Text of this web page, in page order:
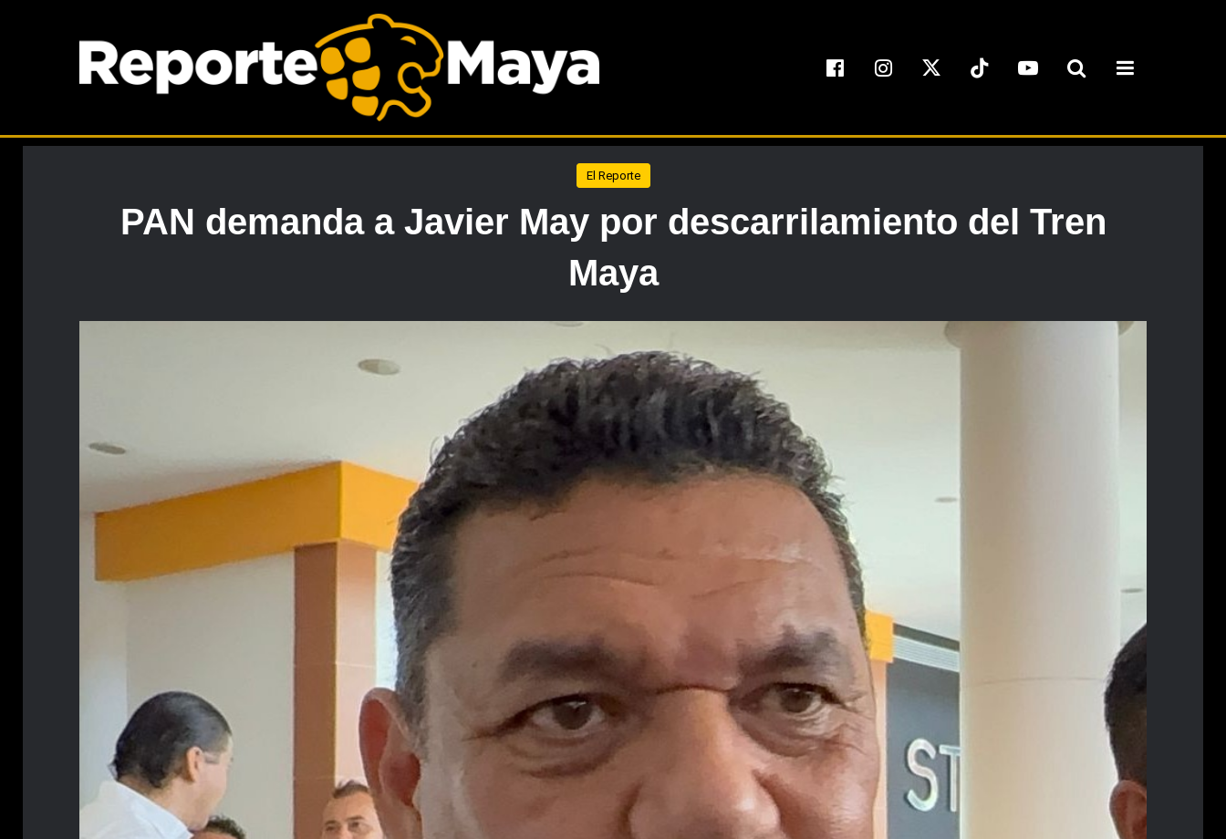
El Reporte
PAN demanda a Javier May por descarrilamiento del Tren
Maya